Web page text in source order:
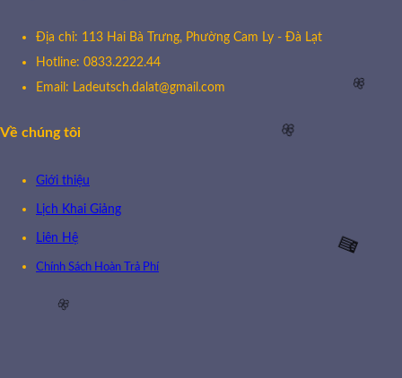
🧧
Địa chỉ: 113 Hai Bà Trưng, Phường Cam Ly - Đà Lạt
Hotline: 0833.2222.44
Email: Ladeutsch.dalat@gmail.com
Về chúng tôi
Giới thiệu
Lịch Khai Giảng
Liên Hệ
Chính Sách Hoàn Trả Phí